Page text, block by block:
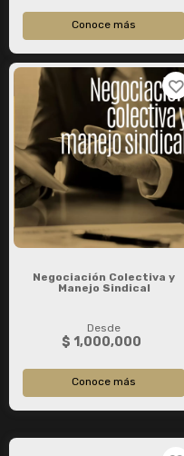
Conoce más
Negociación Colectiva y
Manejo Sindical
Desde
$ 1,000,000
Conoce más